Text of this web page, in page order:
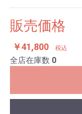
販売価格
￥41,800 税込
全店在庫数 0